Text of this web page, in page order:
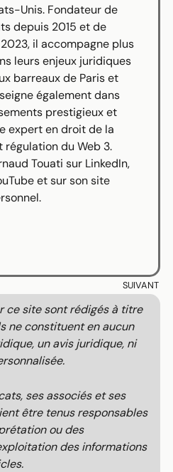
Unis. Fondateur de
depuis 2015 et de
il accompagne plus
leurs enjeux juridiques
barreaux de Paris et
également dans
prestigieux et
expert en droit de la
du Web 3.
Touati sur LinkedIn,
et surson site
.
SUIVANT
ce site sont rédigés à titre
ne constituent en aucun
un avis juridique, ni
ses associés et ses
être tenus responsables
ou des
des informations